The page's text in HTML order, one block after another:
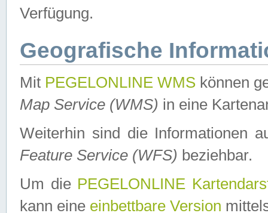
Verfügung.
Geografische
Mit PEGELONLINE WMS können
Map Service (WMS) in eine
Weiterhin sind die Informationen
Feature Service (WFS) beziehbar.
Um die PEGELONLINE
kann eine einbettbare Version